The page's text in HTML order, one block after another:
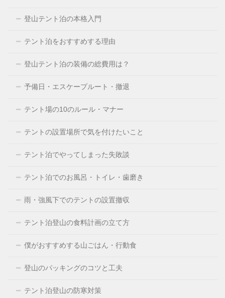
登山テント泊の本格入門
テント泊をおすすめする理由
登山テント泊の装備の総費用は？
予備日・エスケープルート・撤退
テント場の10のルール・マナー
テントの設置場所で気を付けたいこと
テント泊でやってしまった失敗談
テント泊でのお風呂・トイレ・歯磨き
雨・強風下でのテントの設置撤収
テント泊登山の食料計画の立て方
僕がおすすめする山ごはん・行動食
登山のパッキングのコツと工夫
テント泊登山の防寒対策